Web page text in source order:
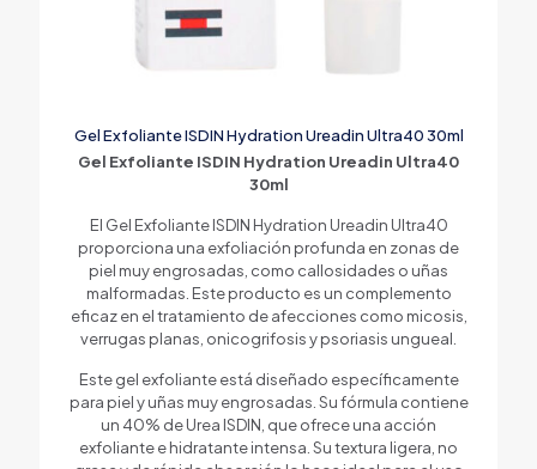
Gel Exfoliante ISDIN Hydration Ureadin Ultra40 30ml
Gel Exfoliante ISDIN Hydration Ureadin Ultra40
30ml
El Gel Exfoliante ISDIN Hydration Ureadin Ultra40
proporciona una exfoliación profunda en zonas de
piel muy engrosadas, como callosidades o uñas
malformadas. Este producto es un complemento
eficaz en el tratamiento de afecciones como micosis,
verrugas planas, onicogrifosis y psoriasis ungueal.
Este gel exfoliante está diseñado específicamente
para piel y uñas muy engrosadas. Su fórmula contiene
un 40% de Urea ISDIN, que ofrece una acción
exfoliante e hidratante intensa. Su textura ligera, no